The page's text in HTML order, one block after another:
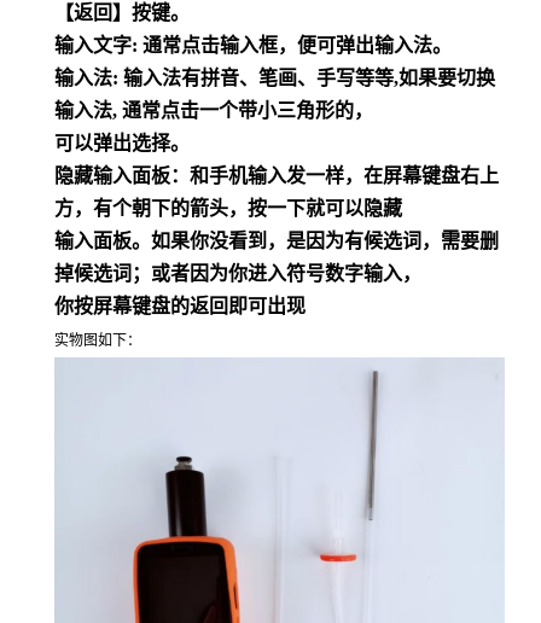
【返回】按键。
输入文字: 通常点击输入框，便可弹出输入法。
输入法: 输入法有拼音、笔画、手写等等,如果要切换
输入法, 通常点击一个带小三角形的，
可以弹出选择。
隐藏输入面板：和手机输入发一样，在屏幕键盘右上
方，有个朝下的箭头，按一下就可以隐藏
输入面板。如果你没看到，是因为有候选词，需要删
掉候选词；或者因为你进入符号数字输入，
你按屏幕键盘的返回即可出现
实物图如下：